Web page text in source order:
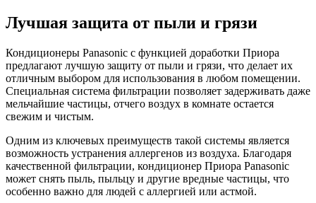
Лучшая защита от пыли и грязи
Кондиционеры Panasonic с функцией доработки Приора
предлагают лучшую защиту от пыли и грязи, что делает их
отличным выбором для использования в любом помещении.
Специальная система фильтрации позволяет задерживать даже
мельчайшие частицы, отчего воздух в комнате остается
свежим и чистым.
Одним из ключевых преимуществ такой системы является
возможность устранения аллергенов из воздуха. Благодаря
качественной фильтрации, кондиционер Приора Panasonic
может снять пыль, пыльцу и другие вредные частицы, что
особенно важно для людей с аллергией или астмой.